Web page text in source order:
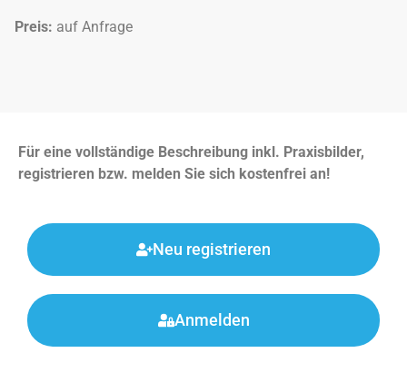
Für eine vollständige Beschreibung inkl. Praxisbilder,
registrieren bzw. melden Sie sich kostenfrei an!
Neu registrieren
Anmelden
Preis: auf Anfrage